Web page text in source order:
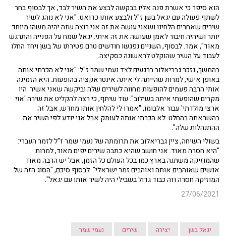
הוא סיפר כי אשרת פנה אליו בבקשה לבצע את השיר לבד, אך לבסוף בחר
לשתף פעולה עם יגאל בשן ז"ל ולבצע אותו כדואט. "אני לא נוהג לשיר
שירים שאחרים הלחינו ושאני עושה את זה אני רוצה שזה יהיה משהו מיוחד
יותר ושיהיה חיבור לאמן שעושה את זה איתי. יגאל שמח על הפנייה והתרגש
מאוד", אמר. לבסוף, השניים נפגשו חודשים טרם פטירתו של בשן ויחד החלו
לעבוד על השיר שהוקלט לראשונה כסקיצה.
בהמשך, נזכר גבריאלוב ברגעים לצד נעמי שמר ז"ל: "אני לא הכרתי אותה
באופן אישי, למרות שהייתה לי איתה אינטראקציה בהופעות. היא הזמינה
אותי הרבה פעמים להופעות מחווה לשירים שלה וביקשה שאני אשיר. היו
מקרים שהופעתי איתה בשילוב". עוד שיתף, כי רצה להקליט את שירה 'אוי
ארצי מולדתי' עבור אלבומו, "אמרו לי להלחין אותו מחדש, אבל זה
בהשראתה בהחלט. לא הכרתי אותה לעומק אבל אני יודע לפי השיר את
ההתנהלות שלה".
בשולי השיחה, ציין גבריאלוב את תרומתה של נעמי שמר ז"ל לזמר העברי:
"היא חסרה מאוד. אני חושב שהיא כתבה שירים יפים מאוד, למרות
שהמוזיקה משתנה בארץ כמו בכל העולם כל הזמן, אבל יש הרבה מאוד
אנשים שאוהבים אותה ואוהבים זמר ישראלי". לבסוף סיכם, "הסוג הזה של
המוזיקה חסרה וזה כבוד גדול בשבילי היה לשיר אותו עם יגאל".
27/06/2021
יגאל בשן יצירה שירים נעמי שמר